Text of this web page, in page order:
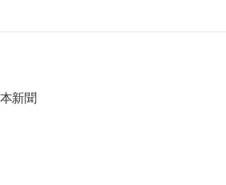
新聞